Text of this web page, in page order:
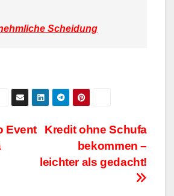
Scheidung
Kredit ohne Schufa
bekommen –
leichter als gedacht!
Event